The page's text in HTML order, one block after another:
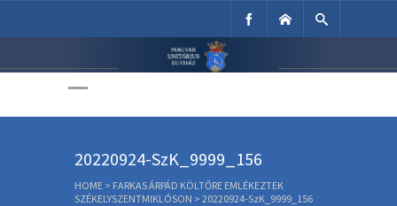
Unitárius Egyház
20220924-SzK_9999_156
HOME > FARKAS ÁRPÁD KÖLTŐRE EMLÉKEZTEK
SZÉKELYSZENTMIKLÓSON > 20220924-SzK_9999_156